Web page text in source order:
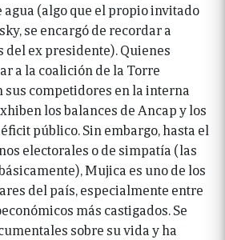
agua (algo que el propio invitado
se encargó de recordar a
del ex presidente). Quienes
a la coalición de la Torre
sus competidores en la interna
los balances de Ancap y los
público. Sin embargo, hasta el
electorales o de simpatía (las
Mujica es uno de los
del país, especialmente entre
más castigados. Se
sobre su vida y ha